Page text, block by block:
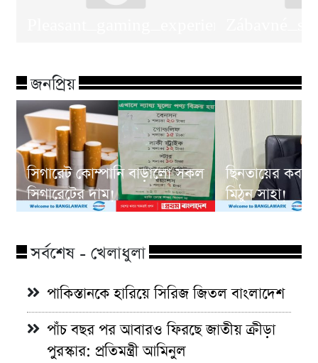
জনপ্রিয়
সিগারেট কোম্পানি বাড়ালো সকল
সিগারেটের দাম!
ছিনতায়ের
মিঠুন সাহা!
সর্বশেষ - খেলাধুলা
পাকিস্তানকে হারিয়ে সিরিজ জিতল বাংলাদেশ
পাঁচ বছর পর আবারও ফিরছে জাতীয় ক্রীড়া
পুরস্কার: প্রতিমন্ত্রী আমিনুল